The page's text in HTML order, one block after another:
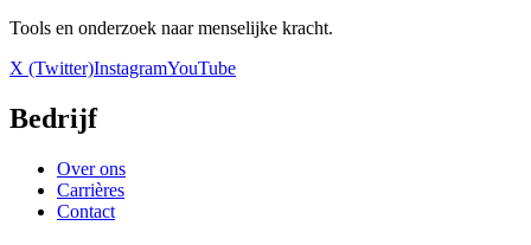
Tools en onderzoek naar menselijke kracht.
X (Twitter)InstagramYouTube
Bedrijf
Over ons
Carrières
Contact